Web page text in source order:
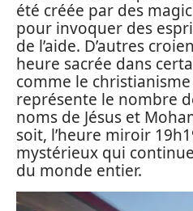
été créée par des
pour invoquer des
de l’aide. D’autres
heure sacrée dans
comme le christianisme
représente le nombre
noms de Jésus et
soit, l’heure miroir
mystérieux qui
du monde entier.